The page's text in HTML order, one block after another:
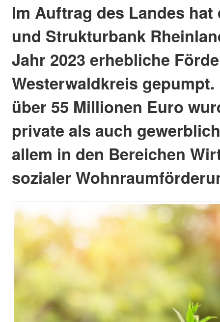
Im Auftrag des Landes
und Strukturbank
Jahr 2023 erhebliche
Westerwaldkreis
über 55 Millionen Euro
private als auch
allem in den Bereichen
sozialer